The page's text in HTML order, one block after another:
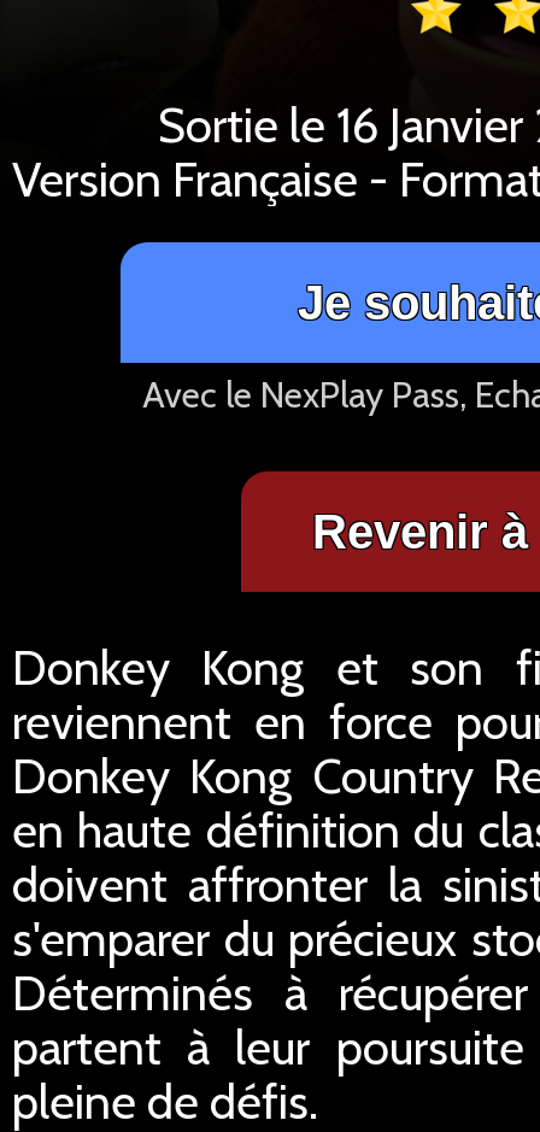
Sortie le 16
Version Française -
Je
Avec le NexPlay Pass,
Revenir
Donkey Kong et son
reviennent en force
Donkey Kong Country
en haute définition du
doivent affronter la
s'emparer du précieux
Déterminés à
partent à leur
pleine de défis.